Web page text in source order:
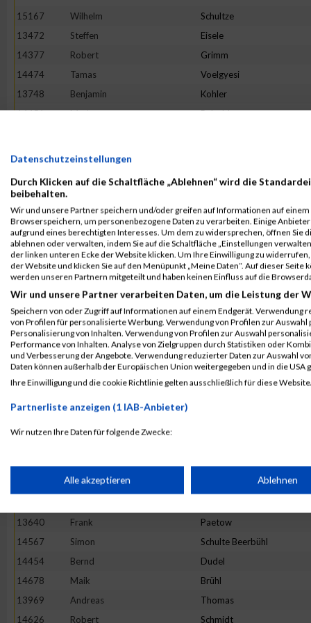
15167
Wilhelm Schultze
13472
Steffen Eisele
14377
Robert Grimm
14474
Tamas Voelgyesi
13748
Benjamin Kohler
14451
Marko Raboldt
13926
14623
Andreas Kinne
13243
Jan-Willem Poppe
14159
Oliver Maier
13938
Holger Gierse
14216
Emmanuel Gosset
14858
Matthias Meth
14250
Stefan Labitzke
13600
Jonas Thummet
13749
Reinhard Schlichte
14069
Rainer Geiss
14624
Marcus
14419
Gerhard Reck
Jens
13640
Frank Paetow
14567
Simon Schulte Beerbühl
14454
Bernd Dudel
14678
Maik Brühl
13969
Andreas Thomas
14626
Robert Schmidt
Datenschutzeinstellungen
Durch Klicken auf die Schaltfläche „Ablehnen“ wird die
beibehalten.
Wir und unsere Partner speichern und/oder greifen auf Informationen auf einem
Browserspeichern, um personenbezogene Daten zu verarbeiten. Einige
aufgrund eines berechtigten Interesses. Um dem zu widersprechen, öffnen Sie
ablehnen oder verwalten, indem Sie auf die Schaltfläche „Einstellungen
der linken unteren Ecke der Website klicken. Um Ihre Einwilligung zu
der Website und klicken Sie auf den Menüpunkt „Meine Daten“. Auf dieser
werden unseren Partnern mitgeteilt und haben keinen Einfluss auf die
Wir und unsere Partner verarbeiten Daten, um die Leistung der
Speichern von oder Zugriff auf Informationen auf einem Endgerät.
von Profilen für personalisierte Werbung. Verwendung von Profilen zur
Personalisierung von Inhalten. Verwendung von Profilen zur Auswahl
Performance von Inhalten. Analyse von Zielgruppen durch Statistiken oder
und Verbesserung der Angebote. Verwendung reduzierter Daten zur Auswahl
Daten können außerhalb der Europäischen Union weitergegeben und in die USA
Ihre Einwilligung und die cookie Richtlinie gelten ausschließlich für diese
Partnerliste anzeigen (1 IAB-Anbieter)
Wir nutzen Ihre Daten für folgende Zwecke:
Speichern von oder Zugriff auf Informationen auf einem
Verwendung reduzierter Daten zur Auswahl von Werbeanzeigen
Erstellung von Profilen für personalisierte Werbung
Verwendung von Profilen zur Auswahl personalisierter Werbung
Alle akzeptieren Ablehnen